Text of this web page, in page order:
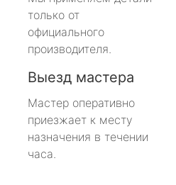
только от
официального
производителя.
Выезд мастера
Мастер оперативно
приезжает к месту
назначения в течении
часа.